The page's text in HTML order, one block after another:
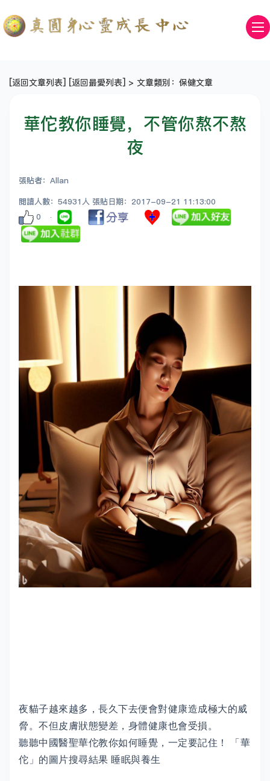
[返回文章列表] [返回最愛列表] > 文章類別：保健文章
華佗教你睡覺，不管你熬不熬
夜
張貼者：Allan
閱讀人數：54931人 張貼日期：2017-09-21 11:13:00
0
夜貓子越來越多，長久下去便會對健康造成極大的威
脅。不但皮膚狀態變差，身體健康也會受損。
聽聽中國醫聖華佗教你如何睡覺，一定要記住！ 「華
佗」的圖片搜尋結果 睡眠與養生